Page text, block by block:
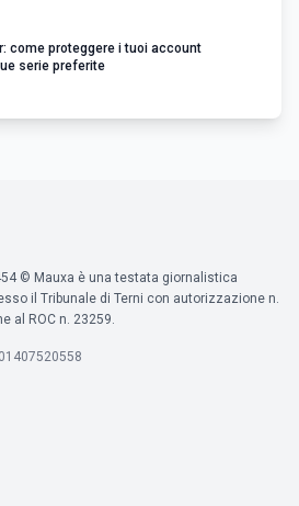
come proteggere i tuoi account
serie preferite
© Mauxa è una testata giornalistica
il Tribunale di Terni con autorizzazione n.
al ROC n. 23259.